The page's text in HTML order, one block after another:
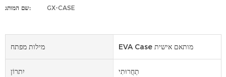
שם המותג: GX-CASE
מילות מפתח EVA Case מותאם אישית
יִתרוֹן תַחֲרוּתִי